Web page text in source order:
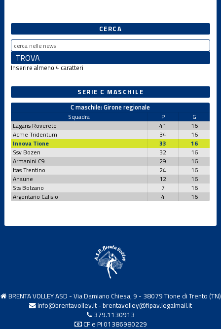
Under 13 M
Under 14 F
Under 14 M
Under 15 M
Under 16 F
Under 16 F
Under 19 M
CERCA
Inserire almeno 4 caratteri
SERIE C MASCHILE
C maschile: Girone regionale
Squadra P
G
Lagaris Rovereto
41
16
Acme Tridentum
34
16
Innova Tione
33
16
Ssv Bozen
32
16
Armanini C9
29
16
Itas Trentino
24
16
Anaune
12
16
Sts Bolzano
7
16
Argentario Calisio
4 16
BRENTA VOLLEY ASD - Via Damiano Chiesa, 9 - 38079 Tione di Trento (TN)
info@brentavolley.it- brentavolley@fipav.legalmail.it
379.1130913
CF e PI 01386980229